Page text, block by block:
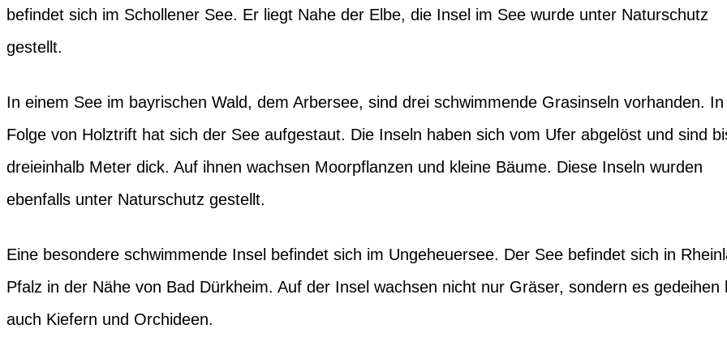
befindet sich im Schollener See. Er liegt Nahe der Elbe, die Insel im See wurde unter Naturschutz
gestellt.
In einem See im bayrischen Wald, dem Arbersee, sind drei schwimmende Grasinseln vorhanden. In
Folge von Holztrift hat sich der See aufgestaut. Die Inseln haben sich vom Ufer abgelöst und sind
dreieinhalb Meter dick. Auf ihnen wachsen Moorpflanzen und kleine Bäume. Diese Inseln wurden
ebenfalls unter Naturschutz gestellt.
Eine besondere schwimmende Insel befindet sich im Ungeheuersee. Der See befindet sich in
Pfalz in der Nähe von Bad Dürkheim. Auf der Insel wachsen nicht nur Gräser, sondern es gedeihen
auch Kiefern und Orchideen.